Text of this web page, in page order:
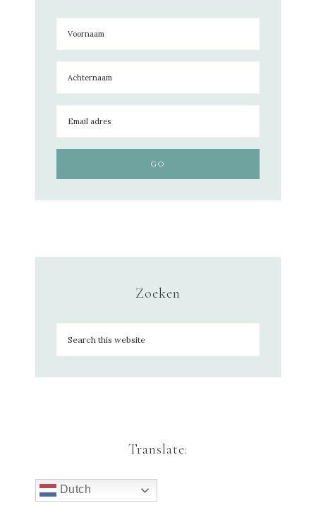
Zoeken
Translate:
Dutch